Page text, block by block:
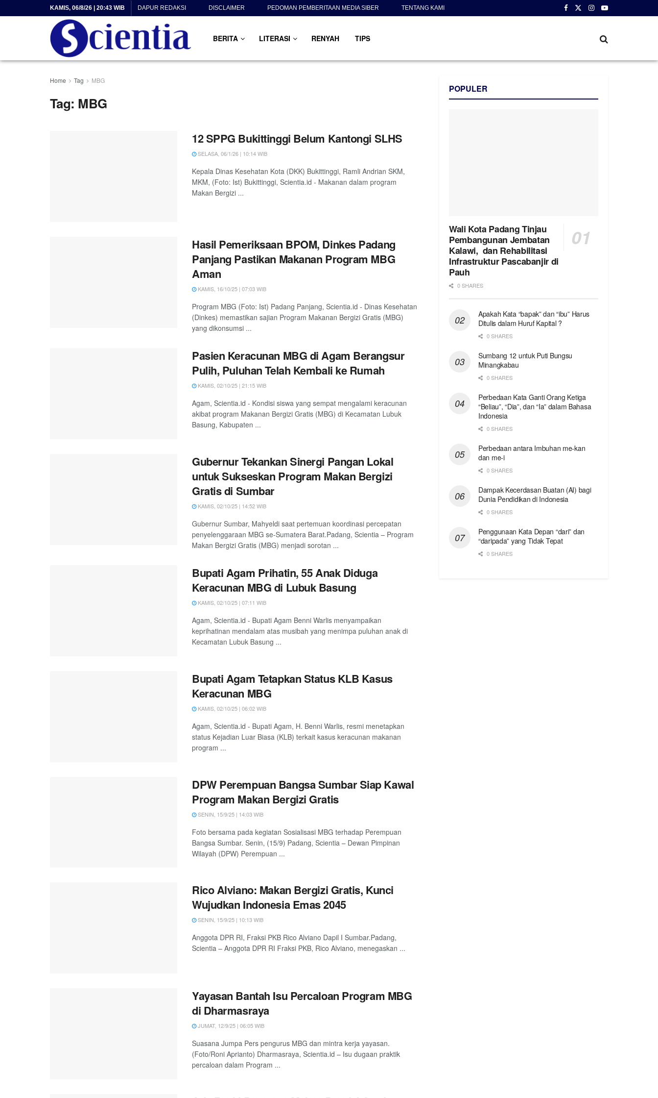
KAMIS, 06/8/26 | 20:43 WIB DAPUR REDAKSI DISCLAIMER PEDOMAN PEMBERITAAN MEDIA SIBER TENTANG KAMI
BERITA LITERASI RENYAH TIPS
Home Tag MBG
Tag: MBG
12 SPPG Bukittinggi Belum Kantongi SLHS
SELASA, 06/1/26 | 10:14 WIB
Kepala Dinas Kesehatan Kota (DKK) Bukittinggi, Ramli Andrian SKM,
MKM, (Foto: Ist) Bukittinggi, Scientia.id - Makanan dalam program
Makan Bergizi ...
Hasil Pemeriksaan BPOM, Dinkes Padang
Panjang Pastikan Makanan Program MBG
Aman
KAMIS, 16/10/25 | 07:03 WIB
Program MBG (Foto: Ist) Padang Panjang, Scientia.id - Dinas Kesehatan
(Dinkes) memastikan sajian Program Makanan Bergizi Gratis (MBG)
yang dikonsumsi ...
Pasien Keracunan MBG di Agam Berangsur
Pulih, Puluhan Telah Kembali ke Rumah
KAMIS, 02/10/25 | 21:15 WIB
Agam, Scientia.id - Kondisi siswa yang sempat mengalami keracunan
akibat program Makanan Bergizi Gratis (MBG) di Kecamatan Lubuk
Basung, Kabupaten ...
Gubernur Tekankan Sinergi Pangan Lokal
untuk Sukseskan Program Makan Bergizi
Gratis di Sumbar
KAMIS, 02/10/25 | 14:52 WIB
Gubernur Sumbar, Mahyeldi saat pertemuan koordinasi percepatan
penyelenggaraan MBG se-Sumatera Barat.Padang, Scientia – Program
Makan Bergizi Gratis (MBG) menjadi sorotan ...
Bupati Agam Prihatin, 55 Anak Diduga
Keracunan MBG di Lubuk Basung
KAMIS, 02/10/25 | 07:11 WIB
Agam, Scientia.id - Bupati Agam Benni Warlis menyampaikan
keprihatinan mendalam atas musibah yang menimpa puluhan anak di
Kecamatan Lubuk Basung ...
Bupati Agam Tetapkan Status KLB Kasus
Keracunan MBG
KAMIS, 02/10/25 | 06:02 WIB
Agam, Scientia.id - Bupati Agam, H. Benni Warlis, resmi menetapkan
status Kejadian Luar Biasa (KLB) terkait kasus keracunan makanan
program ...
DPW Perempuan Bangsa Sumbar Siap Kawal
Program Makan Bergizi Gratis
SENIN, 15/9/25 | 14:03 WIB
Foto bersama pada kegiatan Sosialisasi MBG terhadap Perempuan
Bangsa Sumbar. Senin, (15/9) Padang, Scientia – Dewan Pimpinan
Wilayah (DPW) Perempuan ...
Rico Alviano: Makan Bergizi Gratis, Kunci
Wujudkan Indonesia Emas 2045
SENIN, 15/9/25 | 10:13 WIB
Anggota DPR RI, Fraksi PKB Rico Alviano Dapil I Sumbar.Padang,
Scientia – Anggota DPR RI Fraksi PKB, Rico Alviano, menegaskan ...
Yayasan Bantah Isu Percaloan Program MBG
di Dharmasraya
JUMAT, 12/9/25 | 06:05 WIB
Suasana Jumpa Pers pengurus MBG dan mintra kerja yayasan.
(Foto/Roni Aprianto) Dharmasraya, Scientia.id – Isu dugaan praktik
percaloan dalam Program ...
POPULER
Wali Kota Padang Tinjau
Pembangunan Jembatan
Kalawi, dan Rehabilitasi
Infrastruktur Pascabanjir di
Pauh
0 SHARES
Apakah Kata “bapak” dan “ibu” Harus
Ditulis dalam Huruf Kapital ?
0 SHARES
Sumbang 12 untuk Puti Bungsu
Minangkabau
0 SHARES
Perbedaan Kata Ganti Orang Ketiga
“Beliau”, “Dia”, dan “Ia” dalam Bahasa
Indonesia
0 SHARES
Perbedaan antara Imbuhan me-kan
dan me-i
0 SHARES
Dampak Kecerdasan Buatan (AI) bagi
Dunia Pendidikan di Indonesia
0 SHARES
Penggunaan Kata Depan “dari” dan
“daripada” yang Tidak Tepat
0 SHARES